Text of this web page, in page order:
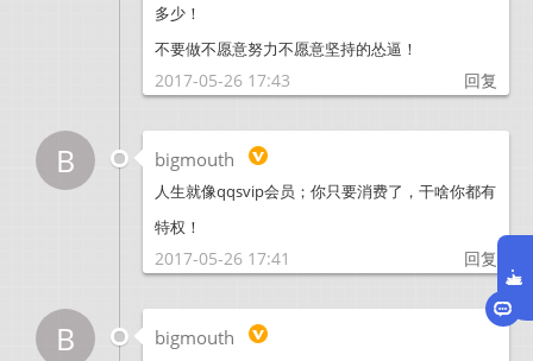
多少！
不要做不愿意努力不愿意坚持的怂逼！
2017-05-26 17:43 回复
B bigmouth
人生就像qqsvip会员；你只要消费了，干啥你都有
特权！
2017-05-26 17:41 回复
B bigmouth